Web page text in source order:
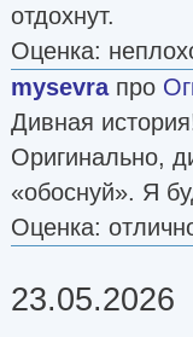
отдохнут.
Оценка:
mysevraпро
Дивная
Оригинально,
«обоснуй». Я
Оценка:
23.05.2026